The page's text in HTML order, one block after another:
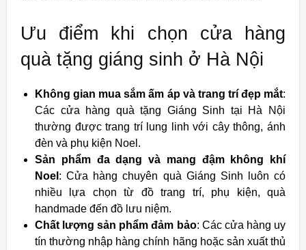
Ưu điểm khi chọn cửa hàng
quà tặng giáng sinh ở Hà Nội
Không gian mua sắm ấm áp và trang trí đẹp mắt:
Các cửa hàng quà tặng Giáng Sinh tại Hà Nội
thường được trang trí lung linh với cây thông, ánh
đèn và phụ kiện Noel.
Sản phẩm đa dạng và mang đậm không khí
Noel : Cửa hàng chuyên quà Giáng Sinh luôn có
nhiều lựa chọn từ đồ trang trí, phụ kiện, quà
handmade đến đồ lưu niệm.
Chất lượng sản phẩm đảm bảo: Các cửa hàng uy
tín thường nhập hàng chính hãng hoặc sản xuất thủ